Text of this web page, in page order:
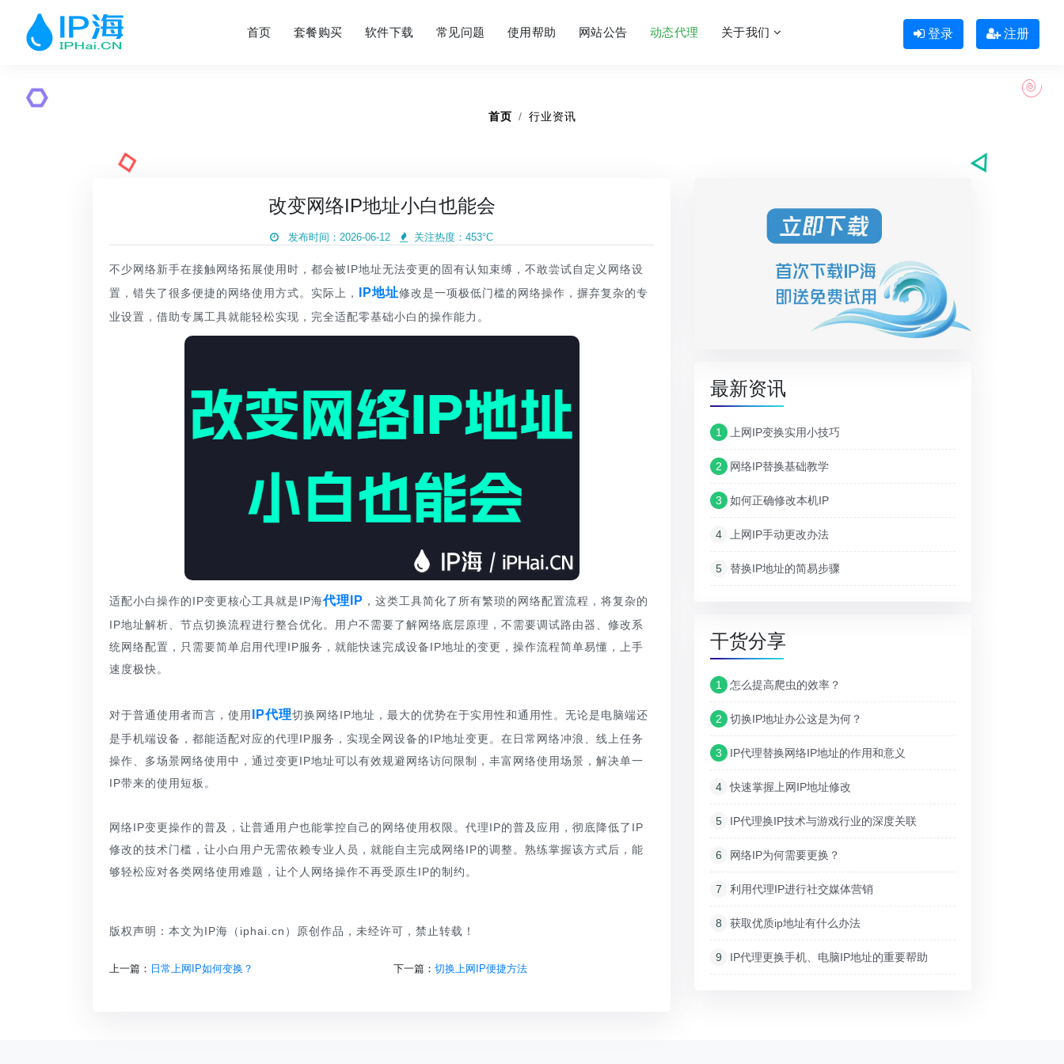
首页 套餐购买 软件下载 常见问题 使用帮助 网站公告 动态代理 关于我们 登录 注册
首页 行业资讯
改变网络IP地址小白也能会
发布时间：2026-06-12 关注热度： 453°C
不少网络新手在接触网络拓展使用时，都会被IP地址无法变更的固有认知束缚，不敢尝试自定义网络设
置，错失了很多便捷的网络使用方式。实际上，
IP地址修改是一项极低门槛的网络操作，摒弃复杂的专
业设置，借助专属工具就能轻松实现，完全适配零基础小白的操作能力。
适配小白操作的IP变更核心工具就是IP海代理IP ，这类工具简化了所有繁琐的网络配置流程，将复杂的
IP地址解析、节点切换流程进行整合优化。用户不需要了解网络底层原理，不需要调试路由器、修改系
统网络配置，只需要简单启用代理IP服务，就能快速完成设备IP地址的变更，操作流程简单易懂，上手
速度极快。
对于普通使用者而言，使用 IP代理切换网络IP地址，最大的优势在于实用性和通用性。无论是电脑端还
是手机端设备，都能适配对应的代理IP服务，实现全网设备的IP地址变更。在日常网络冲浪、线上任务
操作、多场景网络使用中，通过变更IP地址可以有效规避网络访问限制，丰富网络使用场景，解决单一
IP带来的使用短板。
网络IP变更操作的普及，让普通用户也能掌控自己的网络使用权限。代理IP的普及应用，彻底降低了IP
修改的技术门槛，让小白用户无需依赖专业人员，就能自主完成网络IP的调整。熟练掌握该方式后，能
够轻松应对各类网络使用难题，让个人网络操作不再受原生IP的制约。
版权声明：本文为IP海（iphai.cn）原创作品，未经许可，禁止转载！
上一篇： 日常上网IP如何变换？ 下一篇： 切换上网IP便捷方法
最新资讯
1 上网IP变换实用小技巧
2 网络IP替换基础教学
3 如何正确修改本机IP
4 上网IP手动更改办法
5 替换IP地址的简易步骤
干货分享
1 怎么提高爬虫的效率？
2 切换IP地址办公这是为何？
3 IP代理替换网络IP地址的作用和意义
4 快速掌握上网IP地址修改
5 IP代理换IP技术与游戏行业的深度关联
6 网络IP为何需要更换？
7 利用代理IP进行社交媒体营销
8 获取优质ip地址有什么办法
9 IP代理更换手机、电脑IP地址的重要帮助